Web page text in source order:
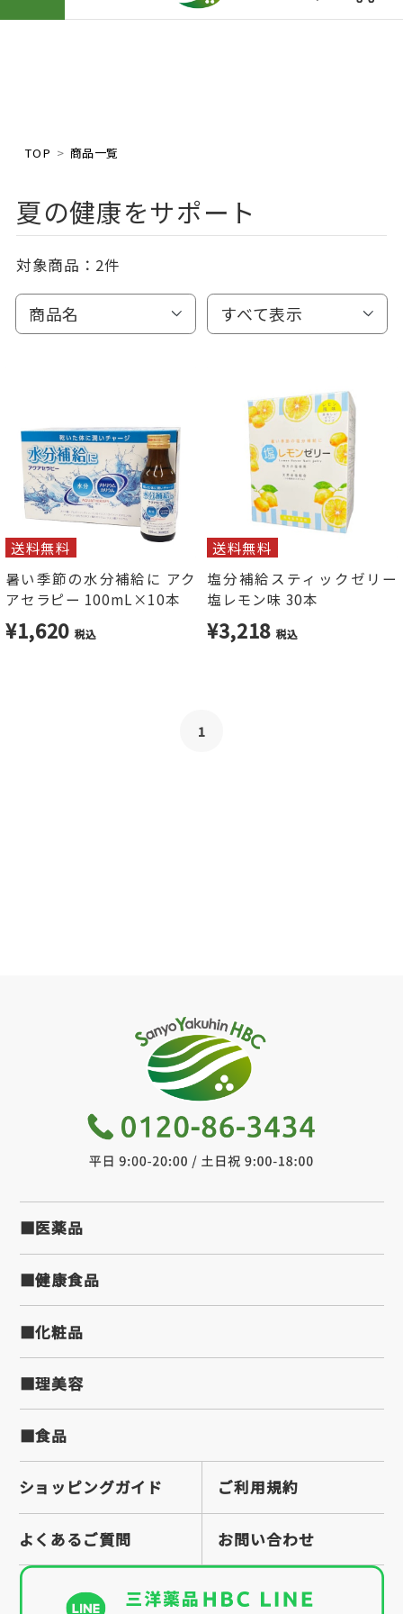
TOP 商品一覧
夏の健康をサポート
対象商品： 2件
商品名 すべて表示
送料無料
暑い季節の水分補給に アク
アセラピー 100mL×10本
¥1,620 税込
送料無料
塩分補給スティックゼリー
塩レモン味 30本
¥3,218 税込
1
■医薬品
■健康食品
■化粧品
■理美容
■食品
ショッピングガイド ご利用規約
よくあるご質問 お問い合わせ